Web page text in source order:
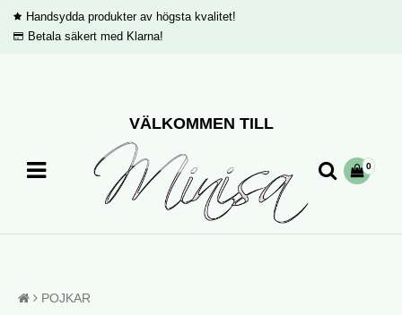
Handsydda produkter av högsta kvalitet!
Betala säkert med Klarna!
VÄLKOMMEN TILL
0
POJKAR